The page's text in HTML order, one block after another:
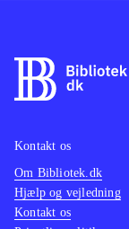
Kontakt os
Om Bibliotek.dk
Hjælp og vejledning
Kontakt os